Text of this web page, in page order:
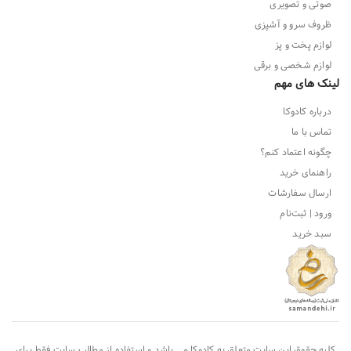
صوتی و تصویری
ظروف سرو و آشپزی
لوازم پخت و پز
لوازم شخصی و برقی
لینک های مهم
درباره کادوکا
تماس با ما
چگونه اعتماد کنم؟
راهنمای خرید
ارسال سفارشات
ورود | ثبت‌نام
سبد خرید